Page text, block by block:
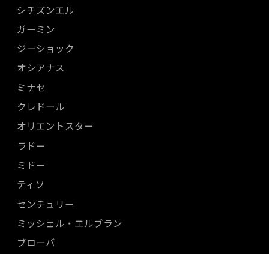
シチズンエル
ガーミン
ジーショック
オシアナス
ミナセ
クレドール
オリエントスター
ラドー
ミドー
ティソ
センチュリー
ミッシェル・エルブラン
ブローバ